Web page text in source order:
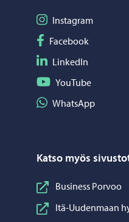
Seuraa Instagram
Instagram
Seuraa Facebook
Facebook
Seuraa LinkedIn
LinkedIn
Seuraa YouTube
YouTube
Jaa WhatsApp
WhatsApp
Katso myös
Business Porvoo
Itä-Uudenmaan